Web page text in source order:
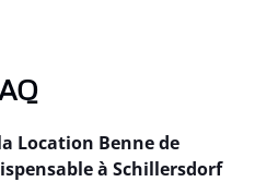
Location Benne de
à Schillersdorf